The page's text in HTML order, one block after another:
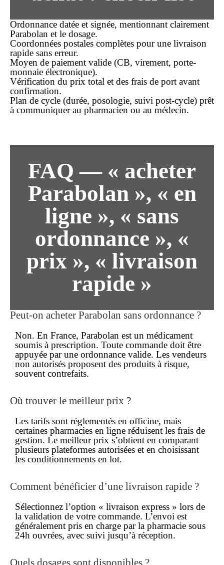
Ordonnance datée et signée, mentionnant clairement
Parabolan et le dosage.
Coordonnées postales complètes pour une livraison
rapide sans erreur.
Moyen de paiement valide (CB, virement, porte-
monnaie électronique).
Vérification du prix total et des frais de port avant
confirmation.
Plan de cycle (durée, posologie, suivi post-cycle) prêt
à communiquer au pharmacien ou au médecin.
FAQ — « acheter
Parabolan », « en
ligne », « sans
ordonnance », «
prix », « livraison
rapide »
Peut-on acheter Parabolan sans ordonnance ?
Non. En France, Parabolan est un médicament
soumis à prescription. Toute commande doit être
appuyée par une ordonnance valide. Les vendeurs
non autorisés proposent des produits à risque,
souvent contrefaits.
Où trouver le meilleur prix ?
Les tarifs sont réglementés en officine, mais
certaines pharmacies en ligne réduisent les frais de
gestion. Le meilleur prix s’obtient en comparant
plusieurs plateformes autorisées et en choisissant
les conditionnements en lot.
Comment bénéficier d’une livraison rapide ?
Sélectionnez l’option « livraison express » lors de
la validation de votre commande. L’envoi est
généralement pris en charge par la pharmacie sous
24h ouvrées, avec suivi jusqu’à réception.
Quels dosages sont disponibles ?